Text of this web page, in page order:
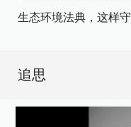
生态环境法典，这样
追思